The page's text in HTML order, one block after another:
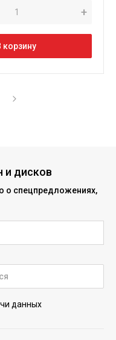
+
корзину
и дисков
о спецпредложениях,
данных